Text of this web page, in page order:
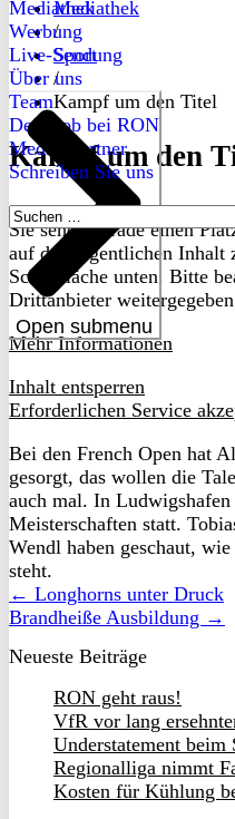
Mediathek
Werbung
Live-Sendung
Über uns
Open submenu
Team
Dein Job bei RON
Medienpartner
Schreiben Sie uns
Suchen
nach:
Mediathek
/
Sport
/
Kampf um den Titel
Kampf um den
Sie sehen gerade einen
auf den eigentlichen Inhalt
Schaltfläche unten. Bitte
Drittanbieter
Mehr Informationen
Inhalt entsperren
Erforderlichen Service
Bei den French Open hat
gesorgt, das wollen die
auch mal. In Ludwigshafen
Meisterschaften statt.
Wendl haben geschaut,
steht.
← Longhorns unter Druck
Brandheiße Ausbildung →
Neueste Beiträge
RON geht raus!
VfR vor lang
Understatement beim
Regionalliga nimmt
Kosten für Kühlung